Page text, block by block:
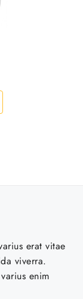
erat vitae
viverra.
enim